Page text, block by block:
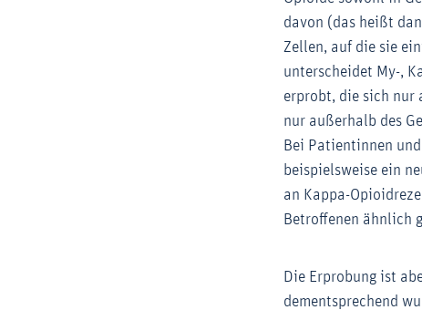
davon (das heißt
Zellen, auf die sie
unterscheidet My-,
erprobt, die sich nur
nur außerhalb des
Bei Patientinnen
beispielsweise ein
an Kappa-
Betroffenen ähnlich
Die Erprobung ist
dementsprechend